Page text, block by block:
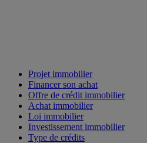
Projet immobilier
Financer son achat
Offre de crédit immobilier
Achat immobilier
Loi immobilier
Investissement immobilier
Type de crédits